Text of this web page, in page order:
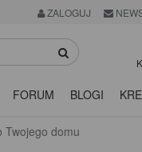
ZALOGUJ
FORUM BLOGI
Twojego domu